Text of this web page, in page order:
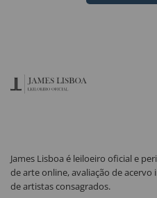
James Lisboa é leiloeiro oficial e
de arte online, avaliação de
de artistas consagrados.